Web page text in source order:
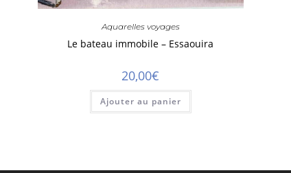
Aquarelles voyages
Le bateau immobile – Essaouira
20,00€
Ajouter au panier